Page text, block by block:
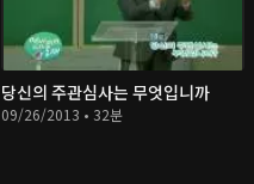
당신의 주관심사는 무엇입니까
09/26/2013 • 32분